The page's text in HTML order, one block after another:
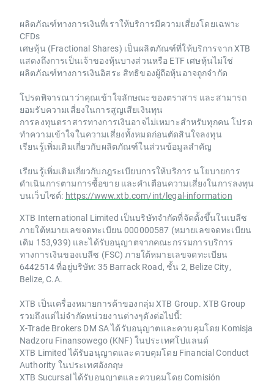
ผลิตภัณฑ์ทางการเงินที่เราให้บริการมีความเสี่ยงโดยเฉพาะ
CFDs
เศษหุ้น (Fractional Shares) เป็นผลิตภัณฑ์ที่ให้บริการจาก XTB
แสดงถึงการเป็นเจ้าของหุ้นบางส่วนหรือ ETF เศษหุ้นไม่ใช่
ผลิตภัณฑ์ทางการเงินอิสระ สิทธิของผู้ถือหุ้นอาจถูกจำกัด
โปรดพิจารณาว่าคุณเข้าใจลักษณะของตราสาร และสามารถ
ยอมรับความเสี่ยงในการสูญเสียเงินทุน
การลงทุนตราสารทางการเงินอาจไม่เหมาะสำหรับทุกคน โปรด
ทำความเข้าใจในความเสี่ยงทั้งหมดก่อนตัดสินใจลงทุน
เรียนรู้เพิ่มเติมเกี่ยวกับผลิตภัณฑ์ในส่วนข้อมูลสำคัญ
เรียนรู้เพิ่มเติมเกี่ยวกับกฎระเบียบการให้บริการ นโยบายการ
ดำเนินการตามการซื้อขาย และคำเตือนความเสี่ยงในการลงทุน
บนเว็บไซต์: https://www.xtb.com/int/legal-information
XTB International Limited เป็นบริษัทจำกัดที่จัดตั้งขึ้นในเบลีซ
ภายใต้หมายเลขจดทะเบียน 000000587 (หมายเลขจดทะเบียน
เดิม 153,939) และได้รับอนุญาตจากคณะกรรมการบริการ
ทางการเงินของเบลีซ (FSC) ภายใต้หมายเลขจดทะเบียน
6442514 ที่อยู่บริษัท: 35 Barrack Road, ชั้น 2, Belize City,
Belize, C.A.
XTB เป็นเครื่องหมายการค้าของกลุ่ม XTB Group. XTB Group
รวมถึงแต่ไม่จำกัดหน่วยงานต่างๆดังต่อไปนี้:
X-Trade Brokers DM SA ได้รับอนุญาตและควบคุมโดย Komisja
Nadzoru Finansowego (KNF) ในประเทศโปแลนด์
XTB Limited ได้รับอนุญาตและควบคุมโดย Financial Conduct
Authority ในประเทศอังกฤษ
XTB Sucursal ได้รับอนุญาตและควบคุมโดย Comisión